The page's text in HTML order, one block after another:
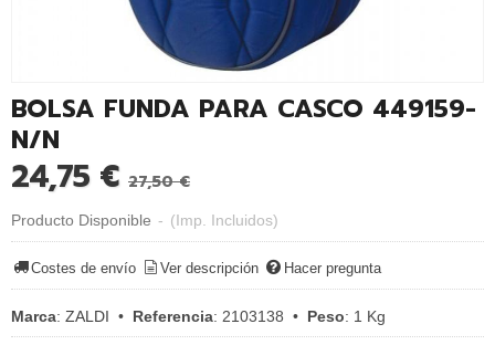
BOLSA FUNDA PARA CASCO 449159-
N/N
24,75 € 27,50 €
Producto Disponible - (Imp. Incluidos)
Costes de envío Ver descripción Hacer pregunta
Marca: ZALDI • Referencia: 2103138 • Peso: 1 Kg